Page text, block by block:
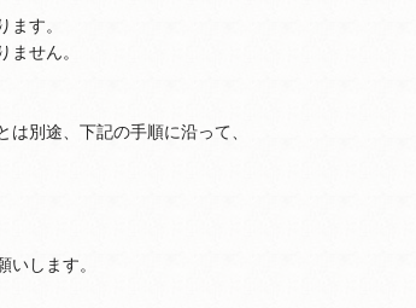
す。
せん。
は別途、下記の手順に沿って、
いします。